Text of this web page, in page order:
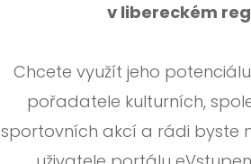
v libereckém
Chcete využít jeho
pořadatele kulturních,
sportovních akcí a rádi byste